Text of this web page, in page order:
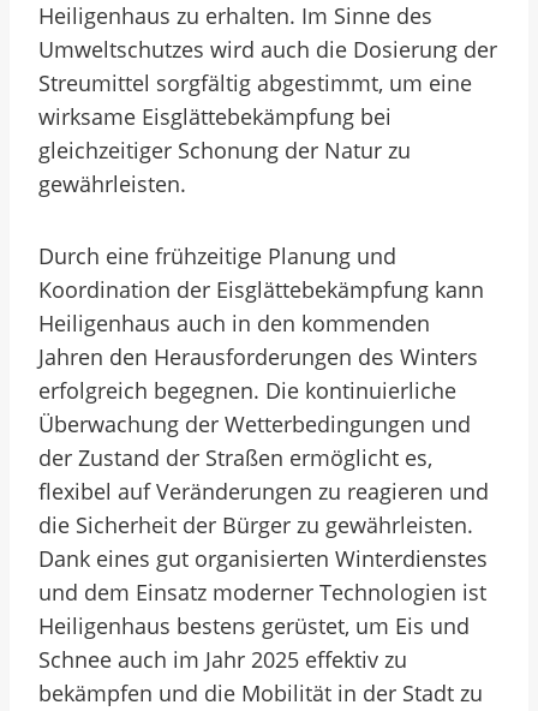
Heiligenhaus zu erhalten. Im Sinne des
Umweltschutzes wird auch die Dosierung der
Streumittel sorgfältig abgestimmt, um eine
wirksame Eisglättebekämpfung bei
gleichzeitiger Schonung der Natur zu
gewährleisten.
Durch eine frühzeitige Planung und
Koordination der Eisglättebekämpfung kann
Heiligenhaus auch in den kommenden
Jahren den Herausforderungen des Winters
erfolgreich begegnen. Die kontinuierliche
Überwachung der Wetterbedingungen und
der Zustand der Straßen ermöglicht es,
flexibel auf Veränderungen zu reagieren und
die Sicherheit der Bürger zu gewährleisten.
Dank eines gut organisierten Winterdienstes
und dem Einsatz moderner Technologien ist
Heiligenhaus bestens gerüstet, um Eis und
Schnee auch im Jahr 2025 effektiv zu
bekämpfen und die Mobilität in der Stadt zu